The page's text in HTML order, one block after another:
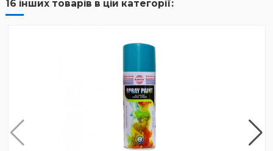
16 інших товарів в цій категорії: